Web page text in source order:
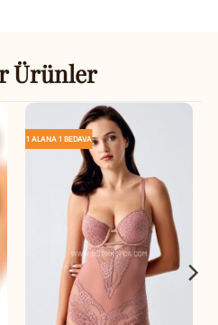
Ürünler
1 ALANA 1 BEDAVA